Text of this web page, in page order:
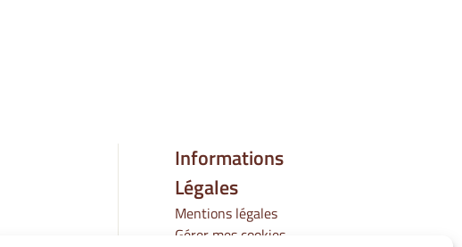
Informations
Légales
Mentions légales
Gérer mes cookies